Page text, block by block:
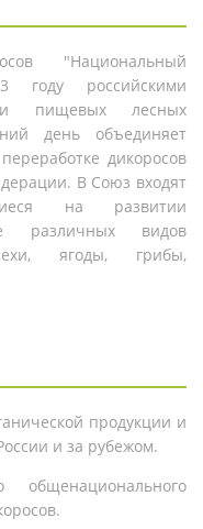
"Национальный
российскими
пищевых лесных
день объединяет
дикоросов
В Союз входят
на развитии
различных видов
ягоды, грибы,
продукции и
и за рубежом.
общенационального